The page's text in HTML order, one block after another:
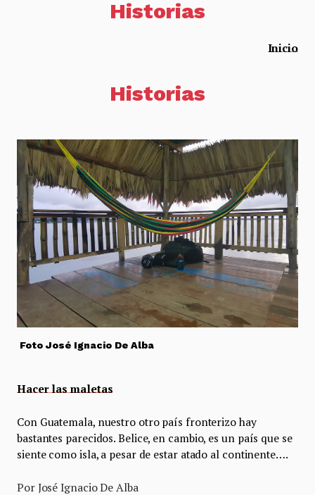
Historias
Inicio
Historias
Foto José Ignacio De Alba
Hacer las maletas
Con Guatemala, nuestro otro país fronterizo hay
bastantes parecidos. Belice, en cambio, es un país que se
siente como isla, a pesar de estar atado al continente….
Por José Ignacio De Alba